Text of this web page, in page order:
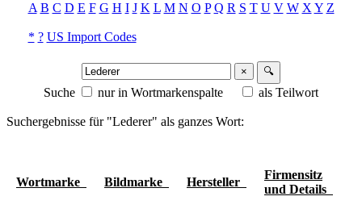
A B C D E F G H I J K L M N O P Q R S T U V W X Y Z
* ? US Import Codes
× 🔍
Suche nur in Wortmarkenspalte als Teilwort
Suchergebnisse für "Lederer" als ganzes Wort:
Wortmarke Bildmarke Hersteller
Firmensitz
und Details